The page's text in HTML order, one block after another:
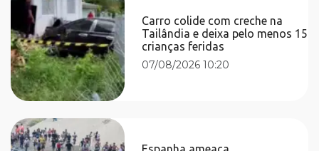
Carro colide com creche na
Tailândia e deixa pelo menos 15
crianças feridas
07/08/2026 10:20